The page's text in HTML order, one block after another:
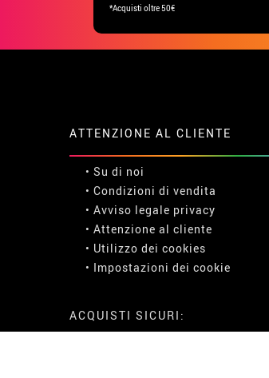
*Acquisti oltre 50€
ATTENZIONE AL CLIENTE
• Su di noi
• Condizioni di vendita
• Avviso legale privacy
• Attenzione al cliente
• Utilizzo dei cookies
• Impostazioni dei cookie
ACQUISTI SICURI: